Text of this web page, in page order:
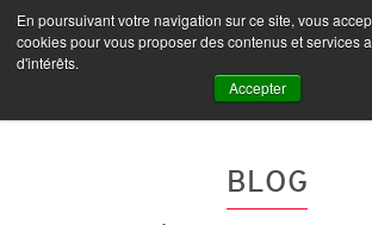
En poursuivant votre navigation sur ce site, vous
cookies pour vous proposer des contenus et services
d'intérêts.
Accepter
BLOG